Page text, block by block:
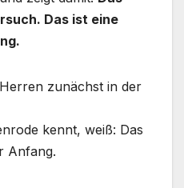
Das ist eine
zunächst in der
kennt, weiß: Das
Anfang.